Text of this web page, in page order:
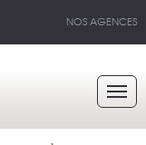
NOS AGENCES